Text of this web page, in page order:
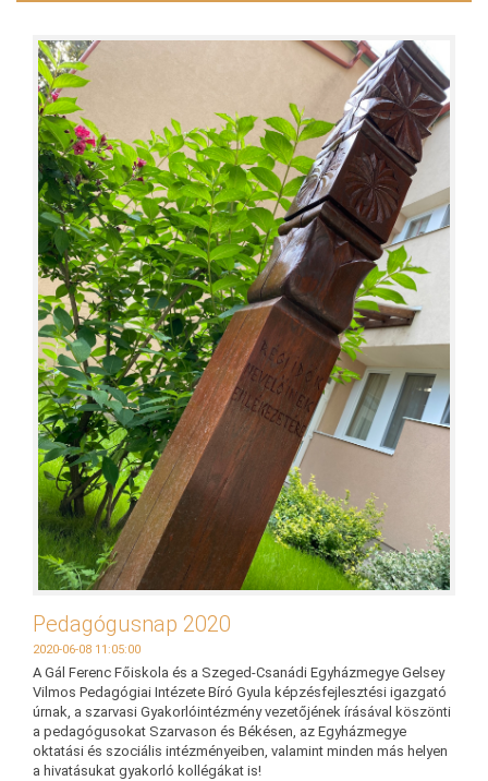
Pedagógusnap 2020
2020-06-08 11:05:00
A Gál Ferenc Főiskola és a Szeged-Csanádi Egyházmegye Gelsey
Vilmos Pedagógiai Intézete Bíró Gyula képzésfejlesztési igazgató
úrnak, a szarvasi Gyakorlóintézmény vezetőjének írásával köszönti
a pedagógusokat Szarvason és Békésen, az Egyházmegye
oktatási és szociális intézményeiben, valamint minden más helyen
a hivatásukat gyakorló kollégákat is!